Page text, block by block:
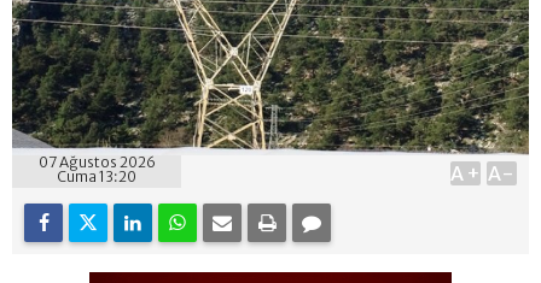
07 Ağustos 2026
Cuma 13:20
A+ A-